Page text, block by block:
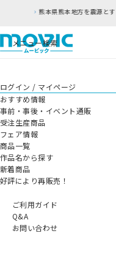
方を震源とする地震の影響につきま
メニュー検索
ログイン / マイページ
おすすめ情報
事前・事後・イベント通販
受注生産商品
フェア情報
商品一覧
作品名から探す
新着商品
好評により再販売！
ご利用ガイド
Q&A
お問い合わせ